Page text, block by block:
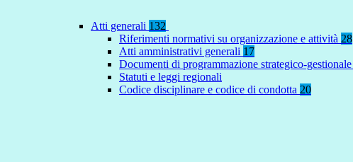
Atti generali 132
Riferimenti normativi su organizzazione e attività 28
Atti amministrativi generali 17
Documenti di programmazione strategico-gestionale
Statuti e leggi regionali
Codice disciplinare e codice di condotta 20